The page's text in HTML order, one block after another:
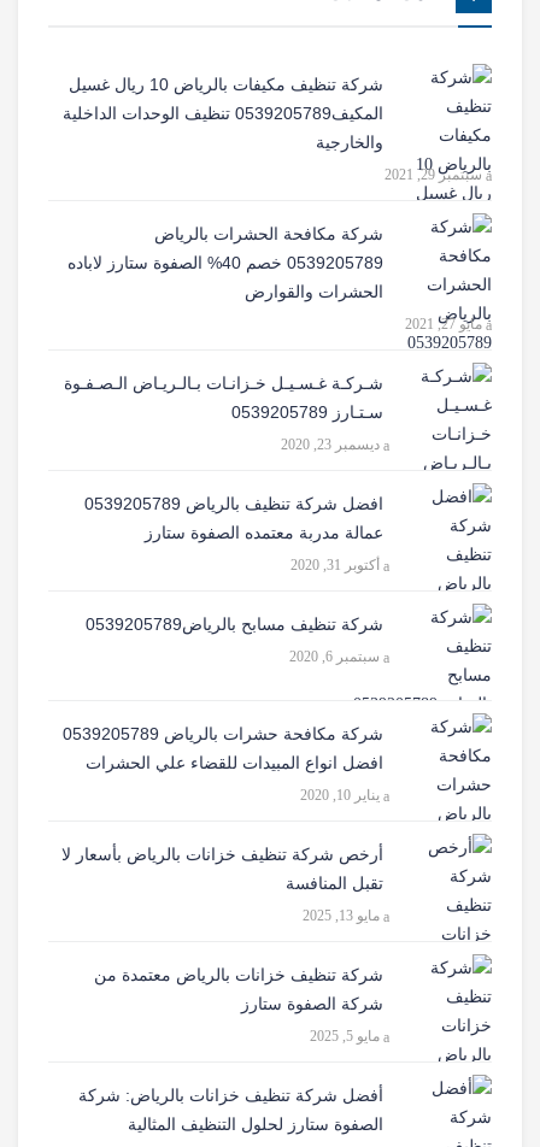
شركة تنظيف مكيفات بالرياض 10 ريال غسيل
المكيف0539205789 تنظيف الوحدات الداخلية
والخارجية
سبتمبر 29, 2021
شركة مكافحة الحشرات بالرياض
0539205789 خصم 40% الصفوة ستارز لاباده
الحشرات والقوارض
مايو 27, 2021
شـركـة غـسـيـل خـزانـات بـالـريـاض الـصـفـوة
سـتـارز 0539205789
ديسمبر 23, 2020
افضل شركة تنظيف بالرياض 0539205789
عمالة مدربة معتمده الصفوة ستارز
أكتوبر 31, 2020
شركة تنظيف مسابح بالرياض0539205789
سبتمبر 6, 2020
شركة مكافحة حشرات بالرياض 0539205789
افضل انواع المبيدات للقضاء علي الحشرات
يناير 10, 2020
أرخص شركة تنظيف خزانات بالرياض بأسعار لا
تقبل المنافسة
مايو 13, 2025
شركة تنظيف خزانات بالرياض معتمدة من
شركة الصفوة ستارز
مايو 5, 2025
أفضل شركة تنظيف خزانات بالرياض: شركة
الصفوة ستارز لحلول التنظيف المثالية